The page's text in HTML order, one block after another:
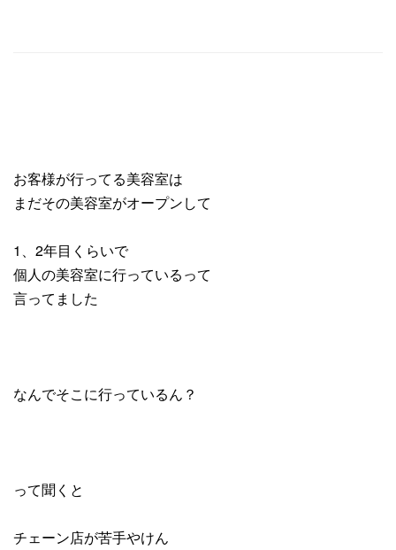
お客様が行ってる美容室は
まだその美容室がオープンして
1、2年目くらいで
個人の美容室に行っているって
言ってました
なんでそこに行っているん？
って聞くと
チェーン店が苦手やけん